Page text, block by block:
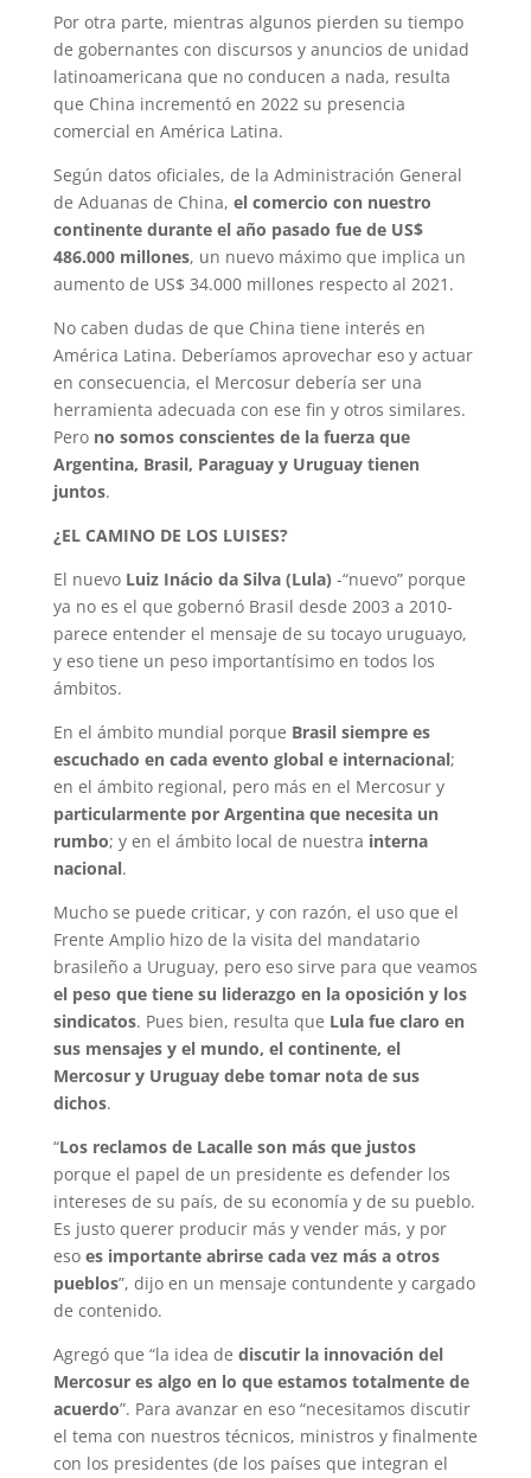
Por otra parte, mientras algunos pierden su tiempo
de gobernantes con discursos y anuncios de unidad
latinoamericana que no conducen a nada, resulta
que China incrementó en 2022 su presencia
comercial en América Latina.
Según datos oficiales, de la Administración General
de Aduanas de China, el comercio con nuestro
continente durante el año pasado fue de US$
486.000 millones, un nuevo máximo que implica un
aumento de US$ 34.000 millones respecto al 2021.
No caben dudas de que China tiene interés en
América Latina. Deberíamos aprovechar eso y actuar
en consecuencia, el Mercosur debería ser una
herramienta adecuada con ese fin y otros similares.
Pero no somos conscientes de la fuerza que
Argentina, Brasil, Paraguay y Uruguay tienen
juntos.
¿EL CAMINO DE LOS LUISES?
El nuevo Luiz Inácio da Silva (Lula) -“nuevo” porque
ya no es el que gobernó Brasil desde 2003 a 2010-
parece entender el mensaje de su tocayo uruguayo,
y eso tiene un peso importantísimo en todos los
ámbitos.
En el ámbito mundial porque Brasil siempre es
escuchado en cada evento global e internacional;
en el ámbito regional, pero más en el Mercosur y
particularmente por Argentina que necesita un
rumbo; y en el ámbito local de nuestra interna
nacional.
Mucho se puede criticar, y con razón, el uso que el
Frente Amplio hizo de la visita del mandatario
brasileño a Uruguay, pero eso sirve para que veamos
el peso que tiene su liderazgo en la oposición y los
sindicatos. Pues bien, resulta que Lula fue claro en
sus mensajes y el mundo, el continente, el
Mercosur y Uruguay debe tomar nota de sus
dichos.
“Los reclamos de Lacalle son más que justos
porque el papel de un presidente es defender los
intereses de su país, de su economía y de su pueblo.
Es justo querer producir más y vender más, y por
eso es importante abrirse cada vez más a otros
pueblos”, dijo en un mensaje contundente y cargado
de contenido.
Agregó que “la idea de discutir la innovación del
Mercosur es algo en lo que estamos totalmente de
acuerdo”. Para avanzar en eso “necesitamos discutir
el tema con nuestros técnicos, ministros y finalmente
con los presidentes (de los países que integran el